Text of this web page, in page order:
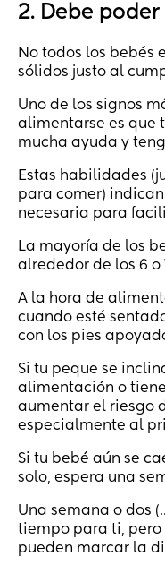
2. Debe
No todos los bebés
sólidos justo al
Uno de los signos
alimentarse es que
mucha ayuda y
Estas habilidades
para comer)
necesaria para
La mayoría de los
alrededor de los 6 o
A la hora de
cuando esté
con los pies
Si tu peque se
alimentación o
aumentar el riesgo
especialmente al
Si tu bebé aún se
solo, espera una
Una semana o dos
tiempo para ti,
pueden marcar la